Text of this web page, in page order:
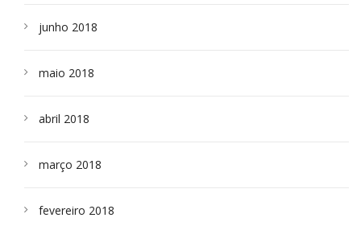
junho 2018
maio 2018
abril 2018
março 2018
fevereiro 2018